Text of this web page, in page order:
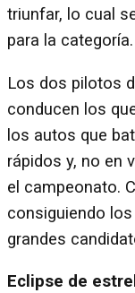
triunfar, lo cual
para la categoría.
Los dos pilotos
conducen los
los autos que
rápidos y, no en
el campeonato.
consiguiendo
grandes
Eclipse de